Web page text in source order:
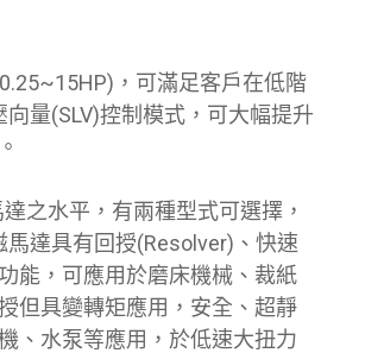
，可滿足客戶在低階
量(SLV)控制模式，可大幅提升
之水平，有兩種型式可選擇，
馬達具有回授(Resolver)、快速
能，可應用於磨床機械、裁紙
但具變轉矩應用，安全、超靜
、水泵等應用，於低速大扭力